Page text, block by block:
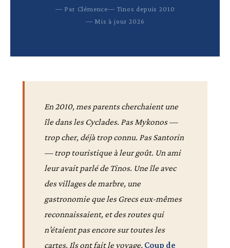
Par Clémence
Tinos depuis 2010
Mis à jour 2026
En 2010, mes parents cherchaient une
île dans les Cyclades. Pas Mykonos —
trop cher, déjà trop connu. Pas Santorin
— trop touristique à leur goût. Un ami
leur avait parlé de Tinos. Une île avec
des villages de marbre, une
gastronomie que les Grecs eux-mêmes
reconnaissaient, et des routes qui
n’étaient pas encore sur toutes les
cartes. Ils ont fait le voyage. Coup de